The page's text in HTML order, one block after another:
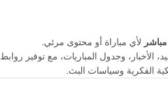
لأي مباراة أو محتوى مرئي.
الأخبار، وجدول المباريات، مع توفير روابط
الفكرية وسياسات البث.